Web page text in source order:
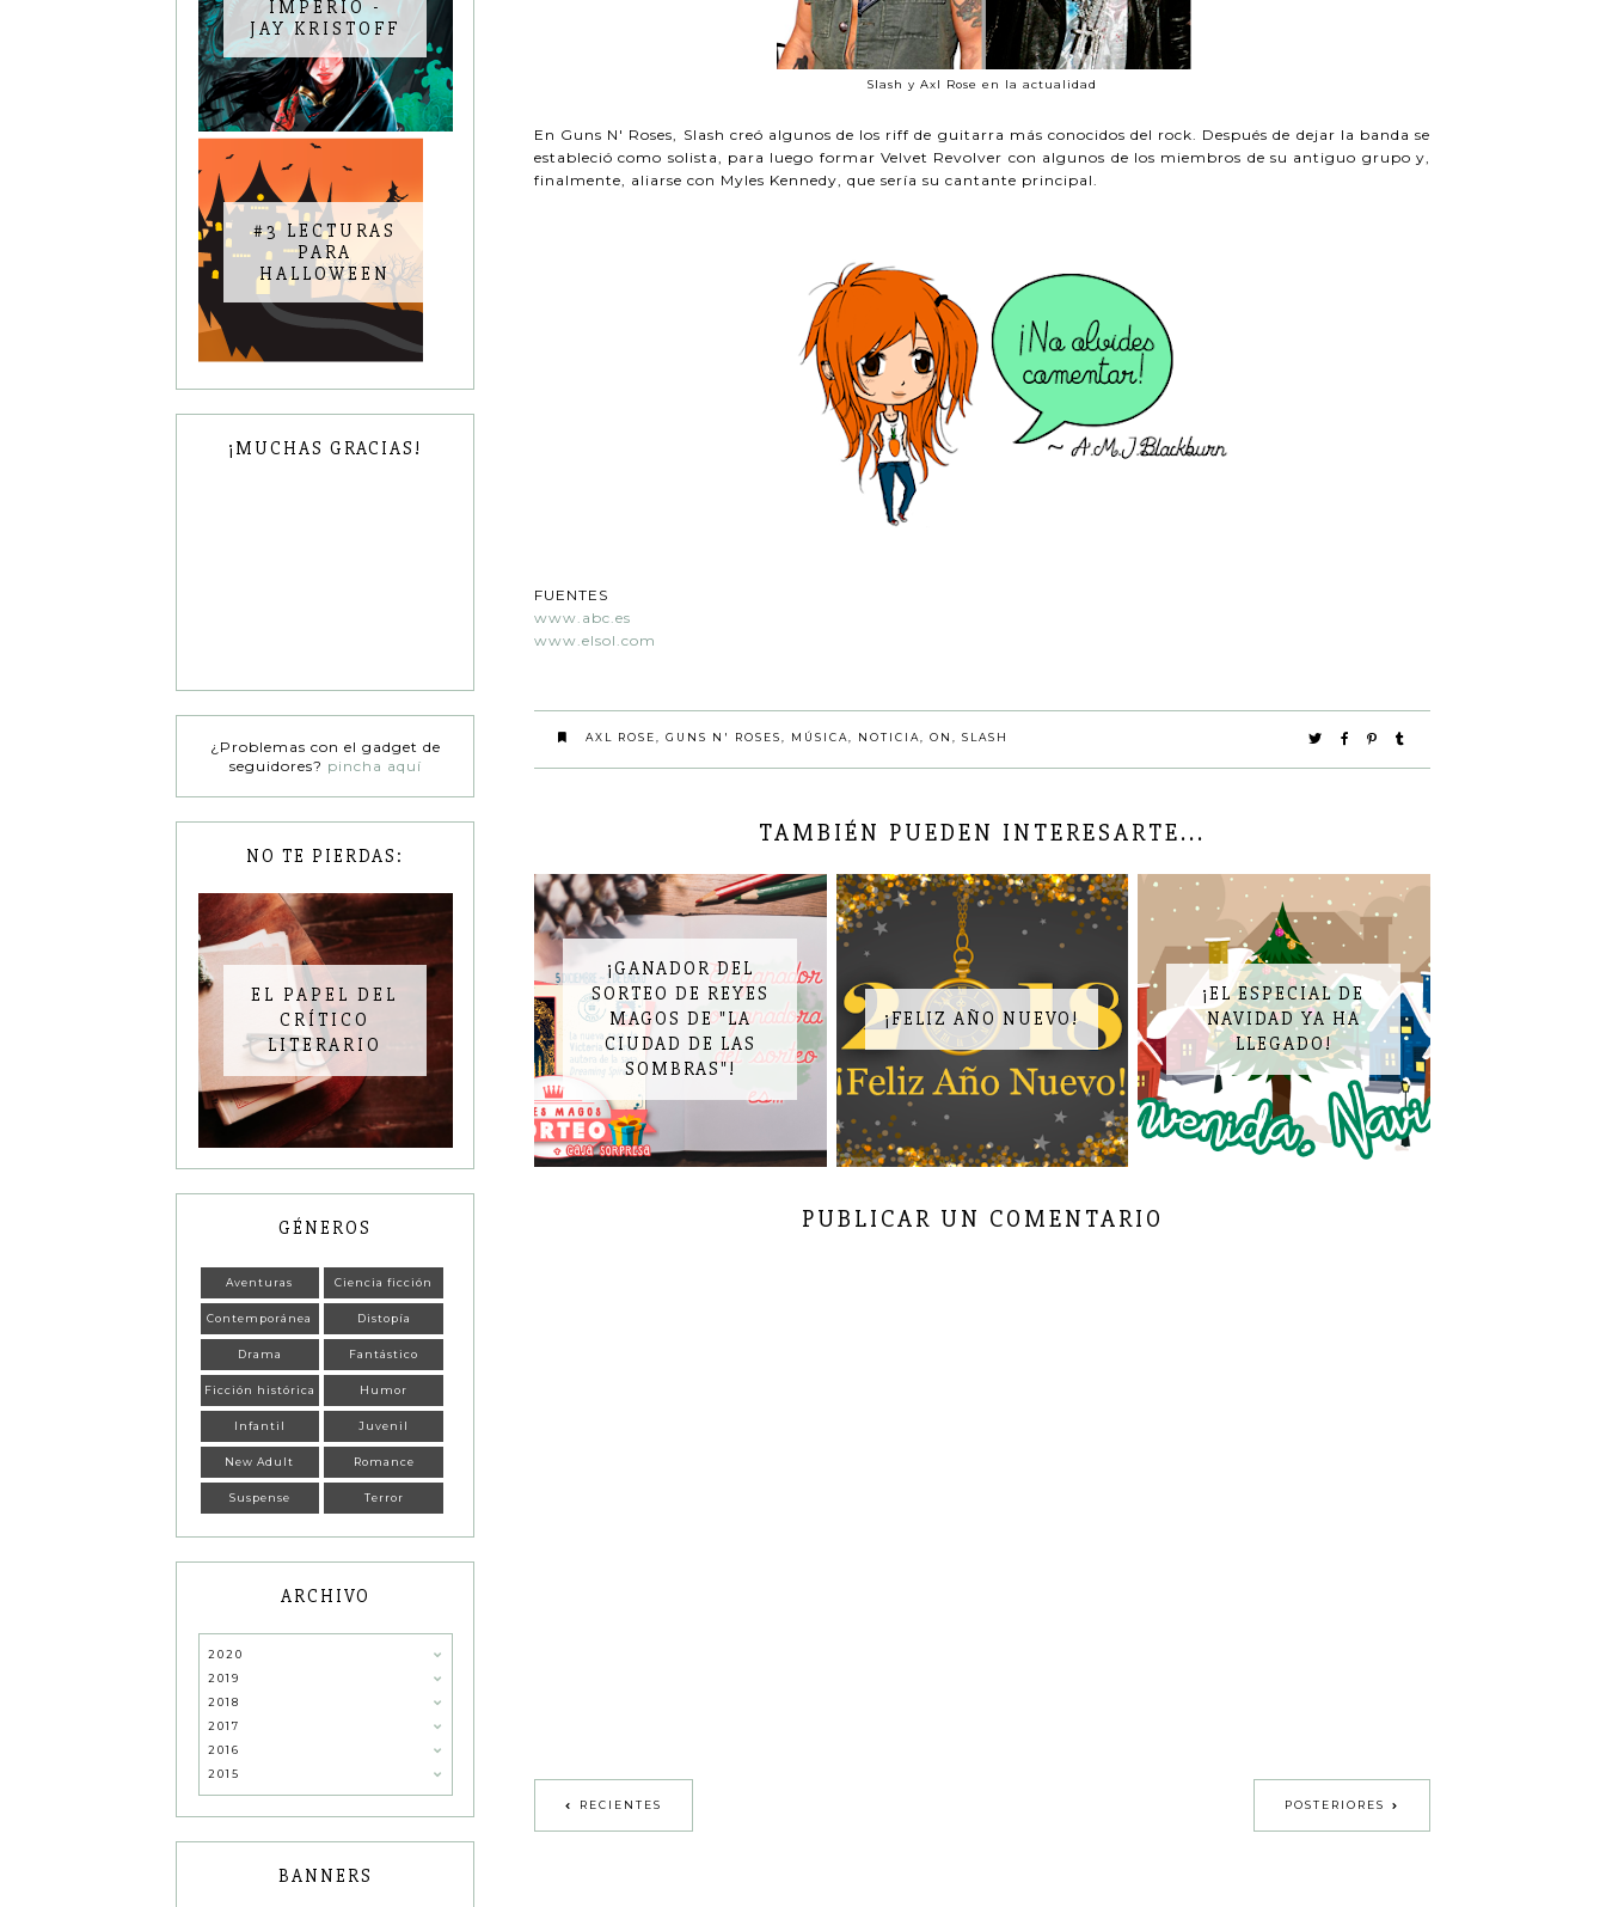
Slash y Axl Rose en la actualidad
En Guns N' Roses, Slash creó algunos de los riff de guitarra más conocidos del rock. Después de dejar la banda se
estableció como solista, para luego formar Velvet Revolver con algunos de los miembros de su antiguo grupo y,
finalmente, aliarse con Myles Kennedy, que sería su cantante principal.
FUENTES
www.abc.es
www.elsol.com
AXL ROSE GUNS N' ROSES MÚSICA NOTICIA ON SLASH
TAMBIÉN PUEDEN INTERESARTE...
¡GANADOR DEL
SORTEO DE REYES
MAGOS DE "LA
CIUDAD DE LAS
SOMBRAS"!
¡FELIZ AÑO NUEVO!
¡EL ESPECIAL DE
NAVIDAD YA HA
LLEGADO!
PUBLICAR UN COMENTARIO
RECIENTES POSTERIORES
IMPERIO -
JAY KRISTOFF
#3 LECTURAS
PARA
HALLOWEEN
¡MUCHAS GRACIAS!
¿Problemas con el gadget de
seguidores? pincha aquí
NO TE PIERDAS:
EL PAPEL DEL
CRÍTICO
LITERARIO
GÉNEROS
Aventuras Ciencia ficción
Contemporánea Distopía
Drama Fantástico
Ficción histórica Humor
Infantil Juvenil
New Adult Romance
Suspense Terror
ARCHIVO
2020
2019
2018
2017
2016
2015
BANNERS